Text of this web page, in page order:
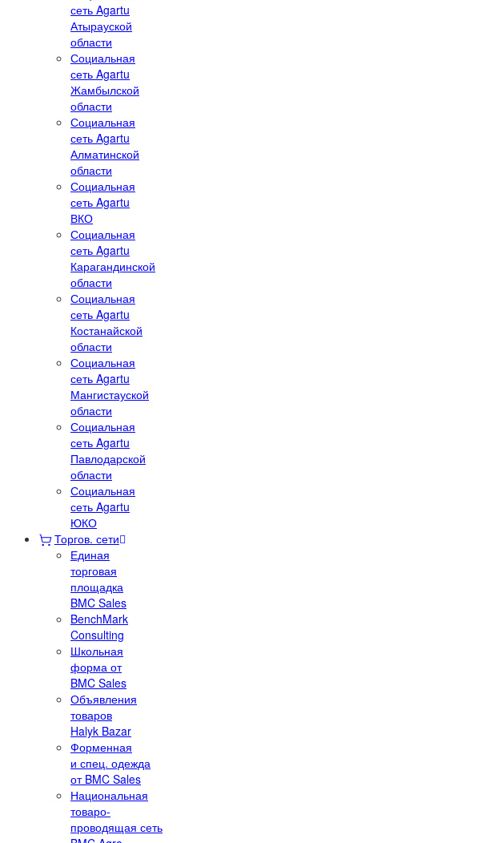
сеть Agartu
Атырауской
области
Социальная
сеть Agartu
Жамбылской
области
Социальная
сеть Agartu
Алматинской
области
Социальная
сеть Agartu
ВКО
Социальная
сеть Agartu
Карагандинской
области
Социальная
сеть Agartu
Костанайской
области
Социальная
сеть Agartu
Мангистауской
области
Социальная
сеть Agartu
Павлодарской
области
Социальная
сеть Agartu
ЮКО
Торгов. сети
Единая
торговая
площадка
BMC Sales
BenchMark
Consulting
Школьная
форма от
BMC Sales
Объявления
товаров
Halyk Bazar
Форменная
и спец. одежда
от BMC Sales
Национальная
товаро-
проводящая сеть